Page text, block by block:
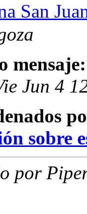
San
mensaje:
Jun 4
sobre
por